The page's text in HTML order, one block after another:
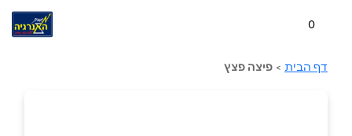
0
דף הבית > פיצה פצץ